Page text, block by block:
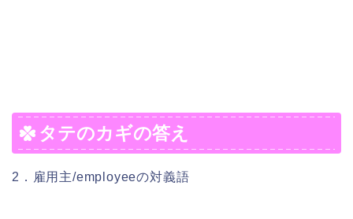
タテのカギの答え
2．雇用主/employeeの対義語